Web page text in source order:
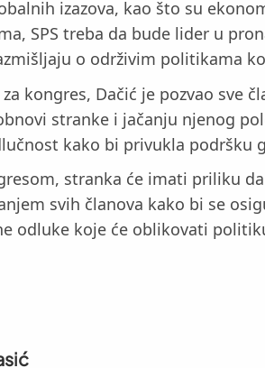
izazova, kao što su
SPS treba da bude lider u
o održivim politikama
za kongres, Dačić je pozvao
stranke i jačanju njenog
kako bi privukla podršku
stranka će imati priliku
svih članova kako bi se
odluke koje će oblikovati